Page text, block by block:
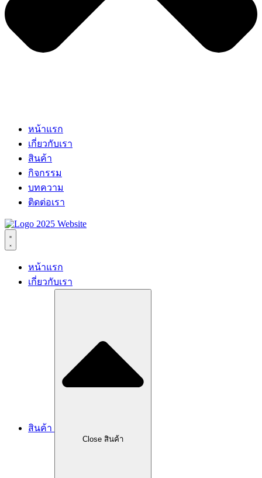
หน้าแรก
เกี่ยวกับเรา
สินค้า
กิจกรรม
บทความ
ติดต่อเรา
หน้าแรก
เกี่ยวกับเรา
สินค้า
Close สินค้า